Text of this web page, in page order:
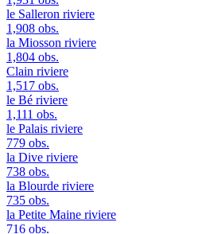
le Salleron riviere
1,908 obs.
la Miosson riviere
1,804 obs.
Clain riviere
1,517 obs.
le Bé riviere
1,111 obs.
le Palais riviere
779 obs.
la Dive riviere
738 obs.
la Blourde riviere
735 obs.
la Petite Maine riviere
716 obs.